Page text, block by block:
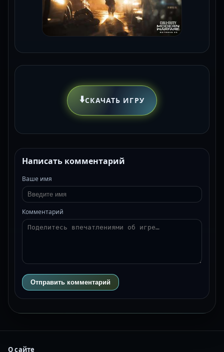
⬇️СКАЧАТЬ ИГРУ
Написать комментарий
Ваше имя
Комментарий
Отправить комментарий
О сайте